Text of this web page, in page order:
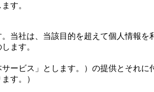
す。
当社は、当該目的を超えて個人情報
ます。
ービス」とします。）の提供とそれに
す。）